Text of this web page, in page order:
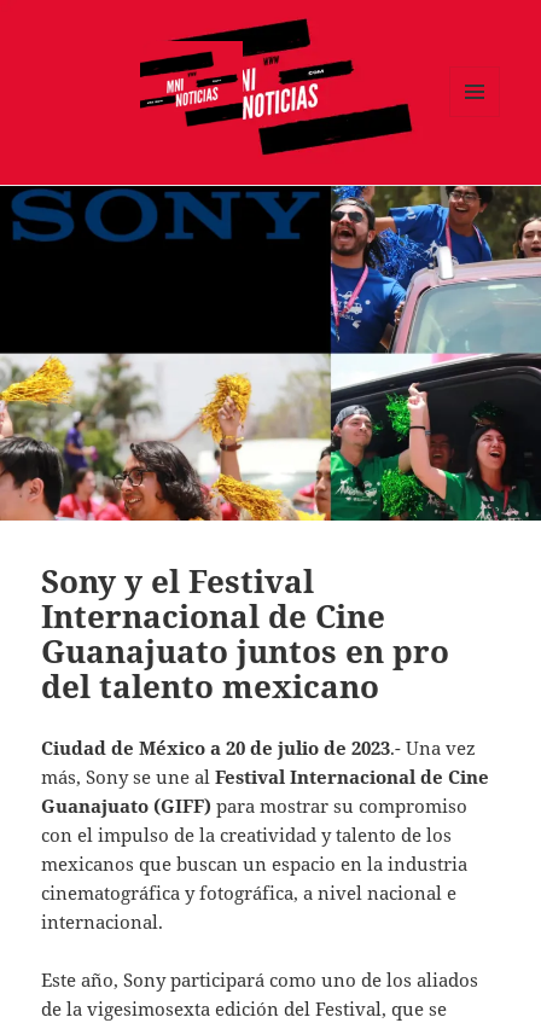
Sony y el Festival
Internacional de Cine
Guanajuato juntos en pro
del talento mexicano
Ciudad de México a 20 de julio de 2023.- Una vez
más, Sony se une alFestival Internacional de Cine
Guanajuato (GIFF) para mostrar su compromiso
con el impulso de la creatividad y talento de los
mexicanos que buscan un espacio en la industria
cinematográfica y fotográfica, a nivel nacional e
internacional.
Este año, Sony participará como uno de los aliados
de la vigesimosexta edición del Festival, que se